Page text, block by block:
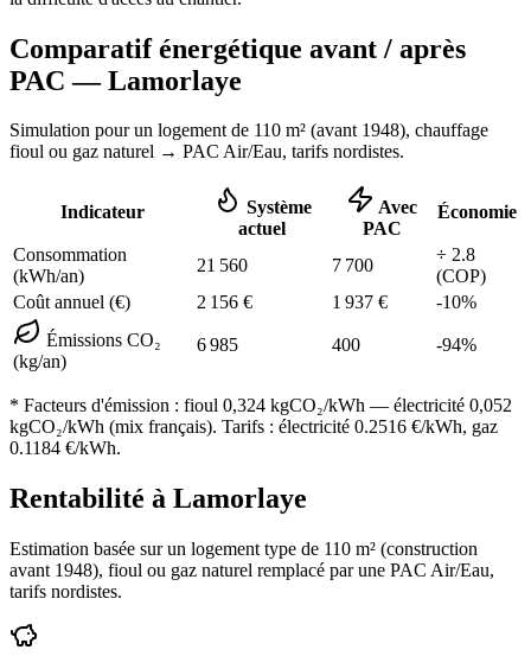
Comparatif énergétique avant / après
PAC —Lamorlaye
Simulation pour un logement de 110 m² (avant 1948), chauffage
fioul ou gaz naturel → PAC Air/Eau, tarifs nordistes.
Indicateur
Système
actuel
Avec
PAC
Économie
Consommation
(kWh/an)
21 560 7 700
÷ 2.8
(COP)
Coût annuel (€)
2 156 € 1 937 € -10%
Émissions CO₂
(kg/an)
6 985 400 -94%
* Facteurs d'émission : fioul 0,324 kgCO₂/kWh — électricité 0,052
kgCO₂/kWh (mix français). Tarifs : électricité 0.2516 €/kWh, gaz
0.1184 €/kWh.
Rentabilité à Lamorlaye
Estimation basée sur un logement type de 110 m² (construction
avant 1948), fioul ou gaz naturel remplacé par une PAC Air/Eau,
tarifs nordistes.